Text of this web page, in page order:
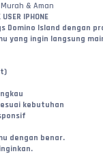
& Aman
IPHONE
Domino Island dengan
yang ingin langsung
kebutuhan
dengan benar.